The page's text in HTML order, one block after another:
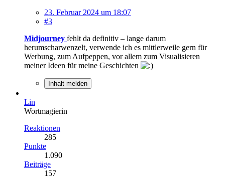
23. Februar 2024 um 18:07
#3
Midjourney fehlt da definitiv – lange darum
herumscharwenzelt, verwende ich es mittlerweile gern für
Werbung, zum Aufpeppen, vor allem zum Visualisieren
meiner Ideen für meine Geschichten
Inhalt melden
Lin
Wortmagierin
Reaktionen
285
Punkte
1.090
Beiträge
157